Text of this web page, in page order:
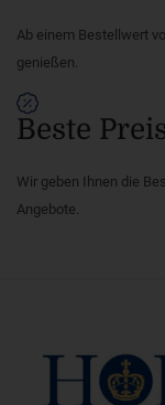
Ab einem Bestellwert
genießen.
Beste
Wir geben Ihnen die
Angebote.